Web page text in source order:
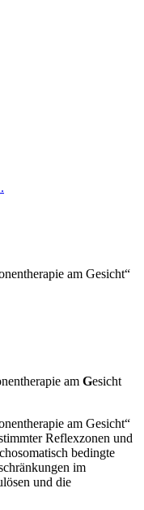
am Gesicht“
am Gesicht
am Gesicht“
Reflexzonen und
bedingte
im
und die